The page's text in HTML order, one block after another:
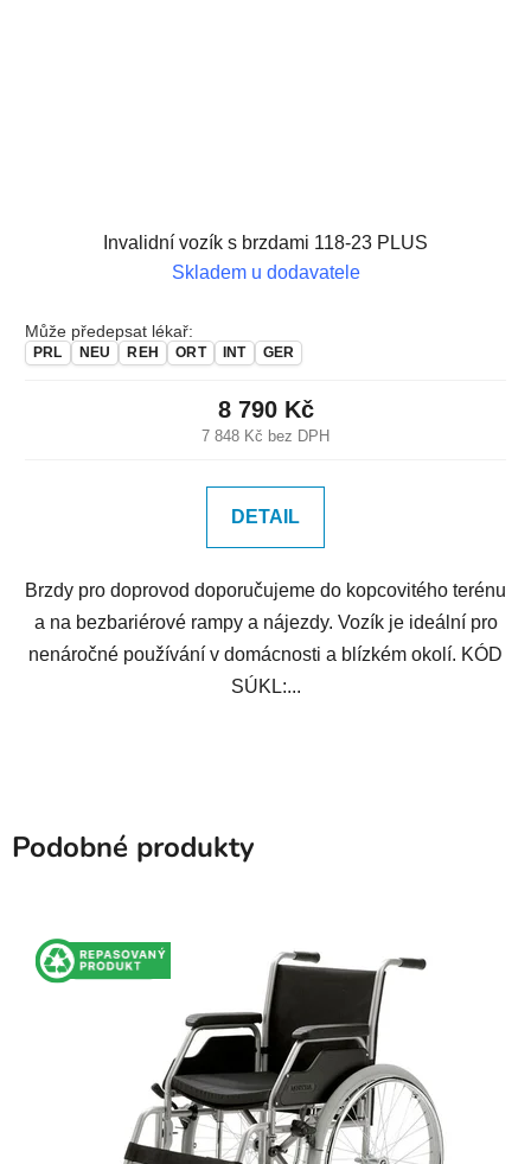
Invalidní vozík s brzdami 118-23 PLUS
Skladem u dodavatele
Může předepsat lékař:
PRL NEU REH ORT INT GER
7 848 Kč bez DPH
8 790 Kč
DETAIL
Brzdy pro doprovod doporučujeme do kopcovitého terénu
a na bezbariérové rampy a nájezdy. Vozík je ideální pro
nenáročné používání v domácnosti a blízkém okolí. KÓD
SÚKL:...
Podobné produkty